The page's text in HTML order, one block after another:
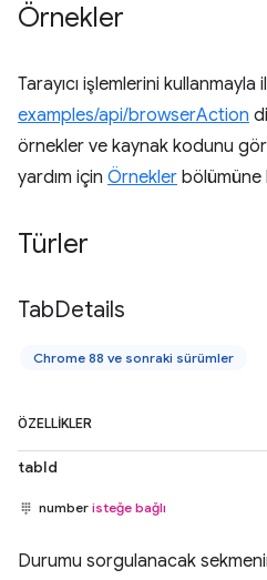
Örnekler
Tarayıcı işlemlerini
examples/api/browserAction
örnekler ve kaynak kodunu
yardım için Örnekler bölümüne
Türler
TabDetails
Chrome 88 ve sonraki sürümler
ÖZELLIKLER
tabId
number isteğe bağlı
Durumu sorgulanacak